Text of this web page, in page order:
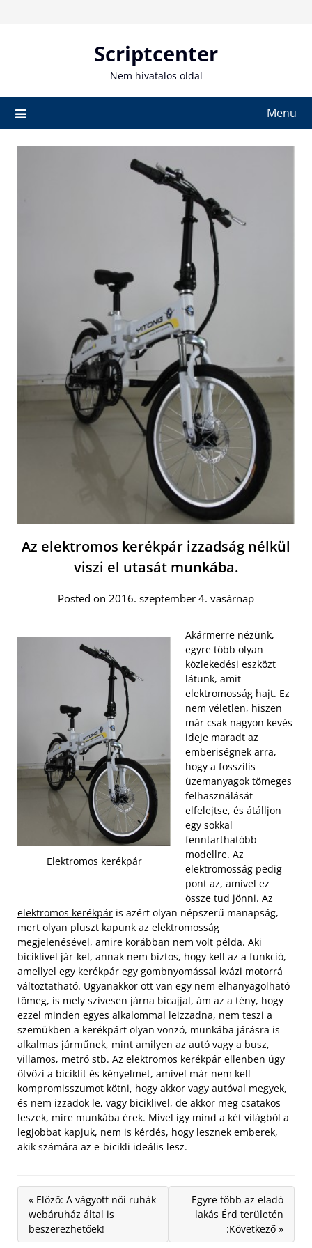
Scriptcenter
Nem hivatalos oldal
Menu
Az elektromos kerékpár izzadság nélkül
viszi el utasát munkába.
Posted on 2016. szeptember 4. vasárnap
Elektromos kerékpár
Akármerre nézünk,
egyre több olyan
közlekedési eszközt
látunk, amit
elektromosság hajt. Ez
nem véletlen, hiszen
már csak nagyon kevés
ideje maradt az
emberiségnek arra,
hogy a fosszilis
üzemanyagok tömeges
felhasználását
elfelejtse, és átálljon
egy sokkal
fenntarthatóbb
modellre. Az
elektromosság pedig
pont az, amivel ez
össze tud jönni. Az
elektromos kerékpár is azért olyan népszerű manapság,
mert olyan pluszt kapunk az elektromosság
megjelenésével, amire korábban nem volt példa. Aki
biciklivel jár-kel, annak nem biztos, hogy kell az a funkció,
amellyel egy kerékpár egy gombnyomással kvázi motorrá
változtatható. Ugyanakkor ott van egy nem elhanyagolható
tömeg, is mely szívesen járna bicajjal, ám az a tény, hogy
ezzel minden egyes alkalommal leizzadna, nem teszi a
szemükben a kerékpárt olyan vonzó, munkába járásra is
alkalmas járműnek, mint amilyen az autó vagy a busz,
villamos, metró stb. Az elektromos kerékpár ellenben úgy
ötvözi a biciklit és kényelmet, amivel már nem kell
kompromisszumot kötni, hogy akkor vagy autóval megyek,
és nem izzadok le, vagy biciklivel, de akkor meg csatakos
leszek, mire munkába érek. Mivel így mind a két világból a
legjobbat kapjuk, nem is kérdés, hogy lesznek emberek,
akik számára az e-bicikli ideális lesz.
« Előző: A vágyott női ruhák
webáruház által is
beszerezhetőek!
Egyre több az eladó
lakás Érd területén
:Következő »